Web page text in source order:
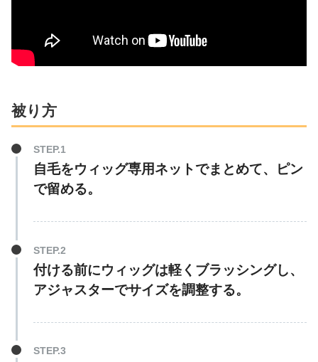
被り方
自毛をウィッグ専用ネットでまとめて、ピン
で留める。
付ける前にウィッグは軽くブラッシングし、
アジャスターでサイズを調整する。